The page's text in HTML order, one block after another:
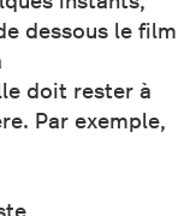
dessous le film
doit rester à
Par exemple,